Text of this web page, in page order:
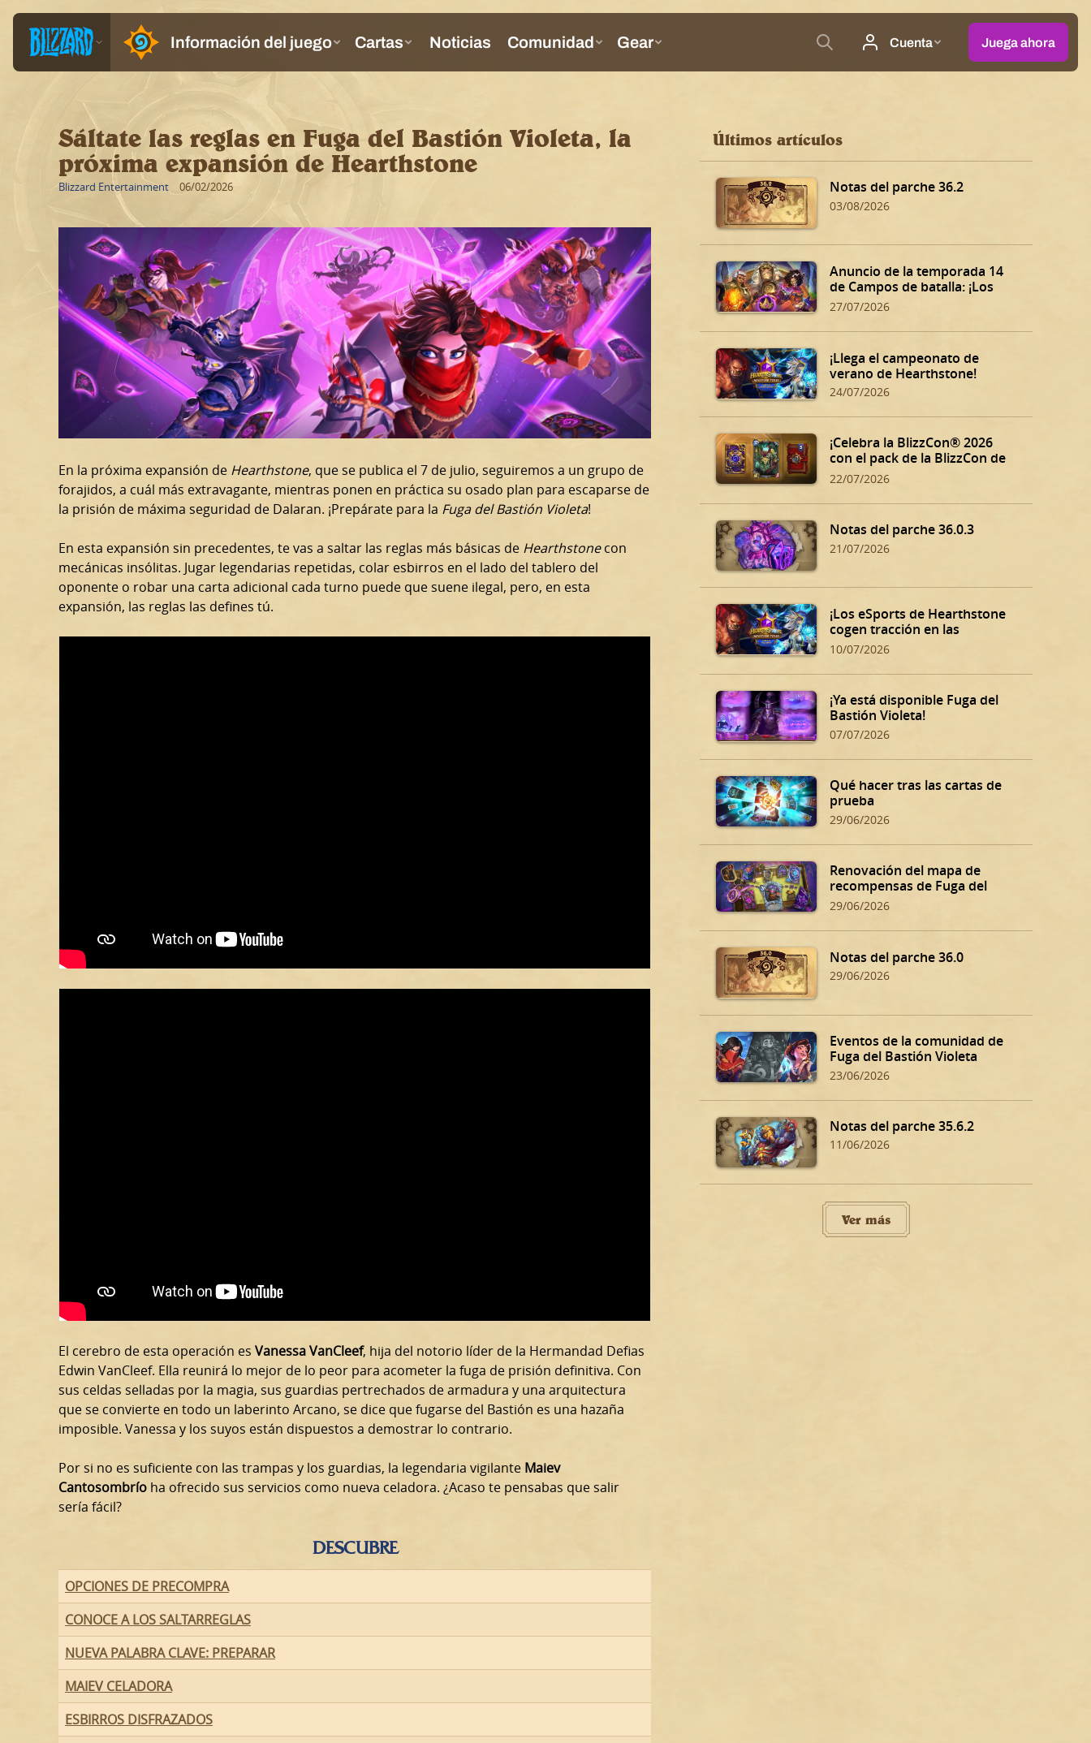
Sáltate las reglas en Fuga del Bastión Violeta, la
próxima expansión de Hearthstone
Blizzard Entertainment 06/02/2026
En la próxima expansión de Hearthstone, que se publica el 7 de julio, seguiremos a un grupo de
forajidos, a cuál más extravagante, mientras ponen en práctica su osado plan para escaparse de
la prisión de máxima seguridad de Dalaran. ¡Prepárate para la Fuga del Bastión Violeta!
En esta expansión sin precedentes, te vas a saltar las reglas más básicas de Hearthstonecon
mecánicas insólitas. Jugar legendarias repetidas, colar esbirros en el lado del tablero del
oponente o robar una carta adicional cada turno puede que suene ilegal, pero, en esta
expansión, las reglas las defines tú.
El cerebro de esta operación es Vanessa VanCleef, hija del notorio líder de la Hermandad Defias
Edwin VanCleef. Ella reunirá lo mejor de lo peor para acometer la fuga de prisión definitiva. Con
sus celdas selladas por la magia, sus guardias pertrechados de armadura y una arquitectura
que se convierte en todo un laberinto Arcano, se dice que fugarse del Bastión es una hazaña
imposible. Vanessa y los suyos están dispuestos a demostrar lo contrario.
Por si no es suficiente con las trampas y los guardias, la legendaria vigilante Maiev
Cantosombrío ha ofrecido sus servicios como nueva celadora. ¿Acaso te pensabas que salir
sería fácil?
DESCUBRE
OPCIONES DE PRECOMPRA
CONOCE A LOS SALTARREGLAS
NUEVA PALABRA CLAVE: PREPARAR
MAIEV CELADORA
ESBIRROS DISFRAZADOS
Últimos artículos
Notas del parche 36.2
03/08/2026
Anuncio de la temporada 14
de Campos de batalla: ¡Los
Dones siniestros de Dalaran!
27/07/2026
¡Llega el campeonato de
verano de Hearthstone!
24/07/2026
¡Celebra la BlizzCon® 2026
con el pack de la BlizzCon de
Hearthstone!
22/07/2026
Notas del parche 36.0.3
21/07/2026
¡Los eSports de Hearthstone
cogen tracción en las
eliminatorias de verano!
10/07/2026
¡Ya está disponible Fuga del
Bastión Violeta!
07/07/2026
Qué hacer tras las cartas de
prueba
29/06/2026
Renovación del mapa de
recompensas de Fuga del
Bastión Violeta
29/06/2026
Notas del parche 36.0
29/06/2026
Eventos de la comunidad de
Fuga del Bastión Violeta
23/06/2026
Notas del parche 35.6.2
11/06/2026
Ver más